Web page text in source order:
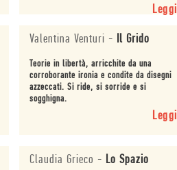
Leggi
Valentina Venturi - Il Grido
Teorie in libertà, arricchite da una
corroborante ironia e condite da disegni
azzeccati. Si ride, si sorride e si
sogghigna.
Leggi
Claudia Grieco - Lo Spazio